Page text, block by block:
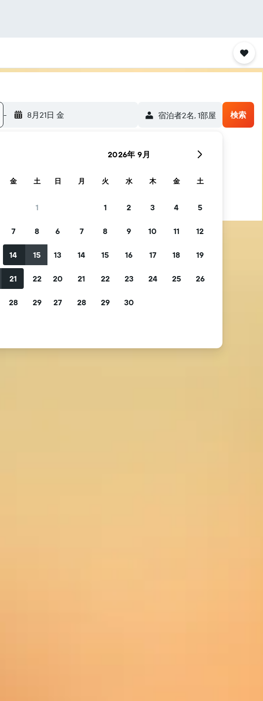
- 8月21日 金 宿泊者2名, 1​部屋 検索
金 土
1
7 8
14 15
21 22
28 29
2026年 9月
日 月 火 水 木 金 土
1 2 3 4 5
6 7 8 9 10 11 12
13 14 15 16 17 18 19
20 21 22 23 24 25 26
27 28 29 30